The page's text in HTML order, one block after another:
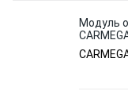
Модуль